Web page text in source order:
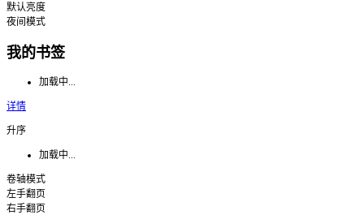
默认亮度
夜间模式
我的书签
加载中...
详情
升序
加载中...
卷轴模式
左手翻页
右手翻页